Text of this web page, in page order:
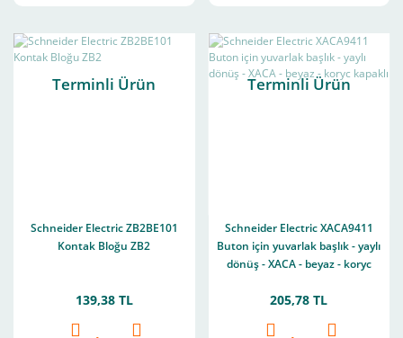
Terminli Ürün
Schneider Electric ZB2BE101
Kontak Bloğu ZB2
139,38 TL
Terminli Ürün
Schneider Electric XACA9411
Buton için yuvarlak başlık - yaylı
dönüş - XACA - beyaz - koryc
205,78 TL